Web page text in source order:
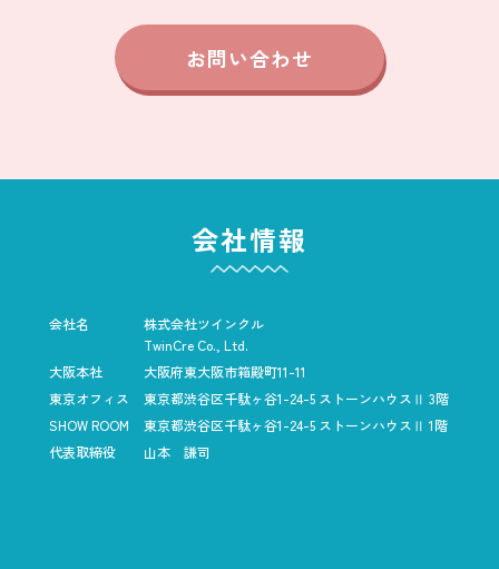
お問い合わせ
会社情報
会社名
株式会社ツインクル
TwinCre Co., Ltd.
大阪本社
大阪府東大阪市箱殿町11-11
東京オフィス
東京都渋谷区千駄ヶ谷1-24-5 ストーンハウスⅡ 3階
SHOW ROOM
東京都渋谷区千駄ヶ谷1-24-5 ストーンハウスⅡ 1階
代表取締役
山本 謙司